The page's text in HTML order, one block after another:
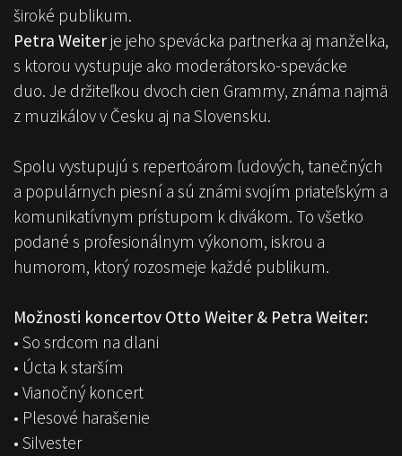
široké publikum.
Petra Weiter je jeho spevácka partnerka aj manželka,
s ktorou vystupuje ako moderátorsko-spevácke
duo. Je držiteľkou dvoch cien Grammy, známa najmä
z muzikálov v Česku aj na Slovensku.
Spolu vystupujú s repertoárom ľudových, tanečných
a populárnych piesní a sú známi svojím priateľským a
komunikatívnym prístupom k divákom. To všetko
podané s profesionálnym výkonom, iskrou a
humorom, ktorý rozosmeje každé publikum.
Možnosti koncertov Otto Weiter & Petra Weiter:
•⁠ ⁠So srdcom na dlani
•⁠ ⁠Úcta k starším
•⁠ ⁠Vianočný koncert
•⁠ ⁠Plesové harašenie
•⁠ ⁠Silvester